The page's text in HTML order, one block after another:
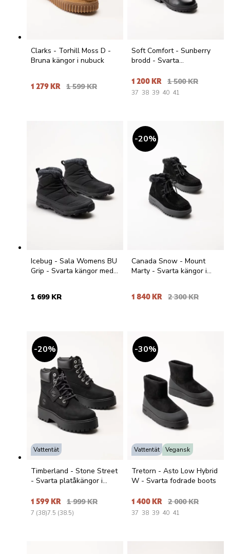
Clarks - Torhill Moss D -
Bruna kängor i nubuck
1 279 KR 1 599 KR
Soft Comfort - Sunberry
brodd - Svarta
1 200 KR 1 500 KR
37 38 39 40 41
Icebug - Sala Womens BU
Grip - Svarta kängor med
1 699 KR
20%
Canada Snow - Mount
Marty - Svarta kängor i
1 840 KR 2 300 KR
20%
Vattentät
Timberland - Stone Street
- Svarta platåkängor i
1 599 KR 1 999 KR
7 (38)7.5 (38.5)
30%
Vattentät Vegansk
Tretorn - Asto Low Hybrid
W - Svarta fodrade boots
1 400 KR 2 000 KR
37 38 39 40 41